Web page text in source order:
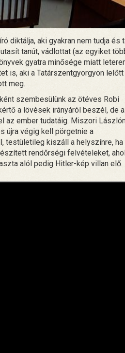
diktálja, aki gyakran nem tudja és
tanút, vádlottat (az egyiket
gyatra minősége miatt
is, aki a Tatárszentgyörgyön
meg.
szembesülünk az ötéves Robi
a lövések irányáról beszél, de a
az ember tudatáig. Miszori
újra végig kell pörgetnie a
testületileg kiszáll a helyszínre, ha
rendőrségi felvételeket,
alól pedig Hitler-kép villan elő.